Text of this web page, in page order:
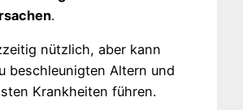
.
nützlich, aber kann
beschleunigten Altern und
Krankheiten führen.